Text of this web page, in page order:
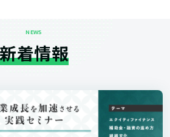
NEWS
新着情報